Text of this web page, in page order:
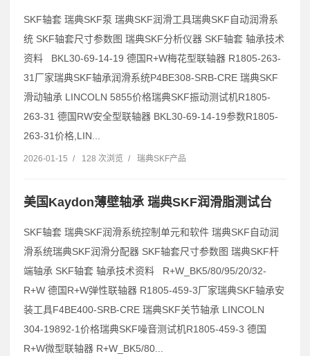
SKF轴套 瑞典SKF泵 瑞典SKF润滑工具瑞典SKF自动润滑系
统 SKF轴套尺寸参数图 瑞典SKF分析仪器 SKF轴套 轴承技术
资料 BKL30-69-14-19 德国R+W梅花型联轴器 R1805-263-
31厂家瑞典SKF轴承润滑系统P4BE308-SRB-CRE 瑞典SKF
滑动轴承 LINCOLN 5855价格瑞典SKF振动测试机R1805-
263-31 德国RW安全型联轴器 BKL30-69-14-19参数R1805-
263-31价格,LIN...
2026-01-15 / 128 次浏览 / 瑞典SKF产品
美国Kaydon薄壁轴承 瑞典SKF润滑脂测试台
SKF轴套 瑞典SKF润滑系统控制单元和软件 瑞典SKF自动润
滑系统瑞典SKF润滑分配器 SKF轴套尺寸参数图 瑞典SKF杆
端轴承 SKF轴套 轴承技术资料 R+W_BK5/80/95/20/32-
R+W 德国R+W弹性联轴器 R1805-459-3厂家瑞典SKF轴承安
装工具F4BE400-SRB-CRE 瑞典SKF关节轴承 LINCOLN
304-19892-1价格瑞典SKF噪音测试机R1805-459-3 德国
R+W微型联轴器 R+W_BK5/80...